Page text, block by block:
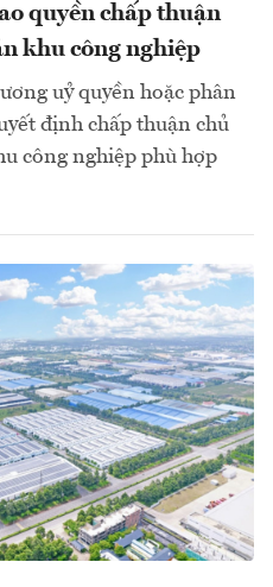
quyền chấp thuận
khu công nghiệp
uỷ quyền hoặc phân
định chấp thuận chủ
công nghiệp phù hợp